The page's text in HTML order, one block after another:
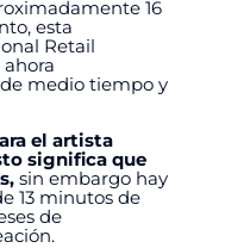
16
esta
Retail
medio tiempo y
el artista
significa que
sin embargo hay
13 minutos de
de